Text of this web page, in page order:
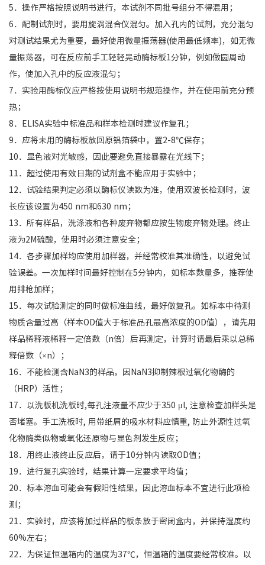
5．操作严格按照说明书进行，本试剂不同批号组分不得混用；
6．配制试剂时，要用旋涡混合仪混匀。加入孔内的试剂，充分混匀
对测试结果尤为重要，最好使用微量振荡器(使用最低频率)，如无微
量振荡器，可在反应前手工轻轻晃动酶标板1分钟，例如做圆周动
作，使加入孔中的反应液混匀；
7．实验用酶标仪应严格按使用说明书规范操作，并在使用前充分预
热；
8．ELISA实验中标准品和样本检测时建议作复孔；
9．应将未用的酶标板放回原铝箔袋中，置2-8℃保存；
10．显色液对光敏感，因此要避免直接暴露在光线下；
11．超过使用有效日期的试剂盒不能应用于实验中；
12．试验结果判定必须以酶标仪读数为准，使用双波长检测时，波
长应该设置为450 nm和630 nm；
13．所有样品，洗涤液和各种废弃物都应按生物废弃物处理。终止
液为2M硫酸，使用时必须注意安全；
14．各步骤加样均应使用加样器，并经常校准其准确性，以避免试
验误差。一次加样时间最好控制在5分钟内，如标本数量多，推荐使
用排枪加样；
15．每次试验测定的同时做标准曲线，最好做复孔。如标本中待测
物质含量过高（样本OD值大于标准品孔最高浓度的OD值），请先用
样品稀释液稀释一定倍数（n倍）后再测定，计算时请最后乘以总稀
释倍数（×n）；
16．不能检测含NaN3的样品，因NaN3抑制辣根过氧化物酶的
（HRP）活性；
17．以洗板机洗板时,每孔注液量不应少于350 μl, 注意检查加样头是
否堵塞。手工洗板时, 用带纸屑的吸水材料应慎重, 防止外源性过氧
化物酶类似物或氧化还原物与显色剂发生反应；
18．用终止液终止反应后，请于10分钟内读取OD值；
19．进行复孔实验时，结果计算一定要求平均值；
20．标本溶血可能会有假阳性结果，因此溶血标本不宜进行此项检
测；
21．实验时，应该将加过样品的板条放于密闭盒内，并保持湿度约
60%左右；
22．为保证恒温箱内的温度为37℃，恒温箱的温度要经常校准。以